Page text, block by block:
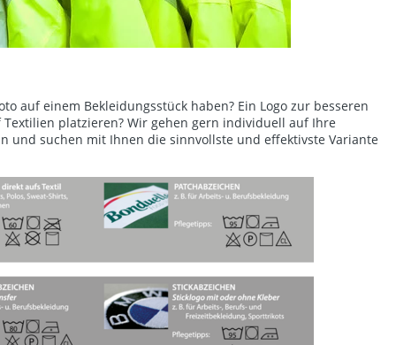
auf einem Bekleidungsstück haben? Ein Logo zur besseren
platzieren? Wir gehen gern individuell auf Ihre
und suchen mit Ihnen die sinnvollste und effektivste Variante